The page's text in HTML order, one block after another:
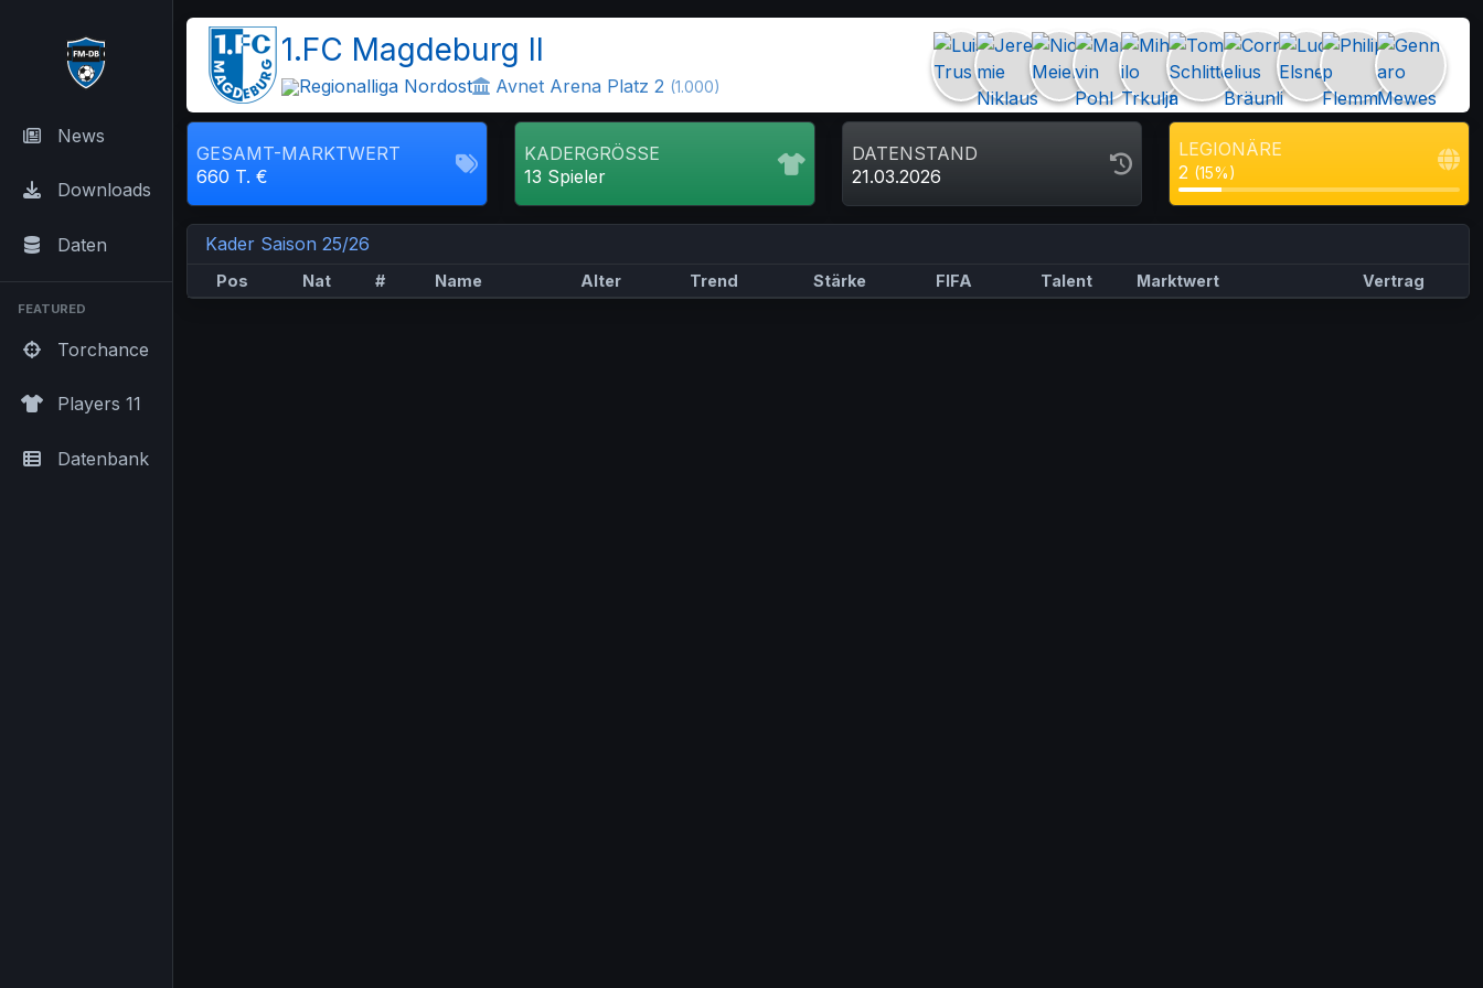
News
Downloads
Daten
FEATURED
Torchance
Players 11
Datenbank
1.FC Magdeburg II
Regionalliga Nordost Avnet Arena Platz 2 (1.000)
GESAMT-MARKTWERT
660 T. €
KADERGRÖSSE
13 Spieler
DATENSTAND
21.03.2026
LEGIONÄRE
2 (15%)
Kader Saison 25/26
Pos Nat # Name Alter Trend Stärke FIFA Talent Marktwert Vertrag